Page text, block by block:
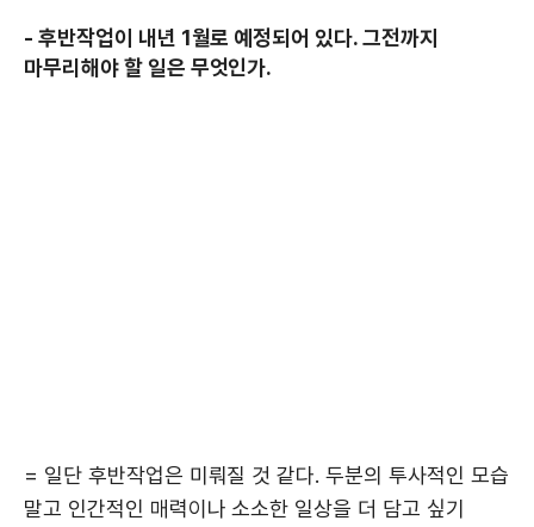
- 후반작업이 내년 1월로 예정되어 있다. 그전까지
마무리해야 할 일은 무엇인가.
= 일단 후반작업은 미뤄질 것 같다. 두분의 투사적인 모습
말고 인간적인 매력이나 소소한 일상을 더 담고 싶기